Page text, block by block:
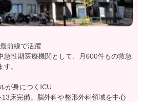
前線で活躍
急性期医療機関として、月600件もの救急
。
が身につくICU
床完備。脳外科や整形外科領域を中心